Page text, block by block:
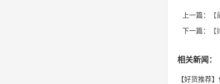
上一篇：
下一篇：
相关新闻：
【好货推荐